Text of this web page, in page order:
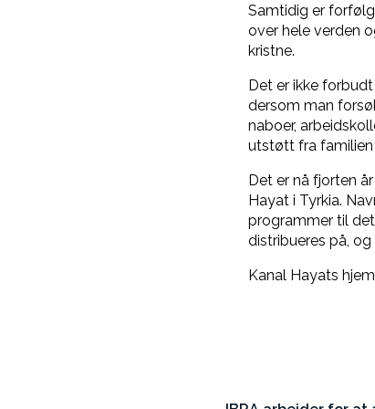
Samtidig er
over hele verden
kristne.
Det er ikke
dersom man
naboer,
utstøtt fra
Det er nå fjorten
Hayat i Tyrkia.
programmer til
distribueres på,
Kanal Hayats